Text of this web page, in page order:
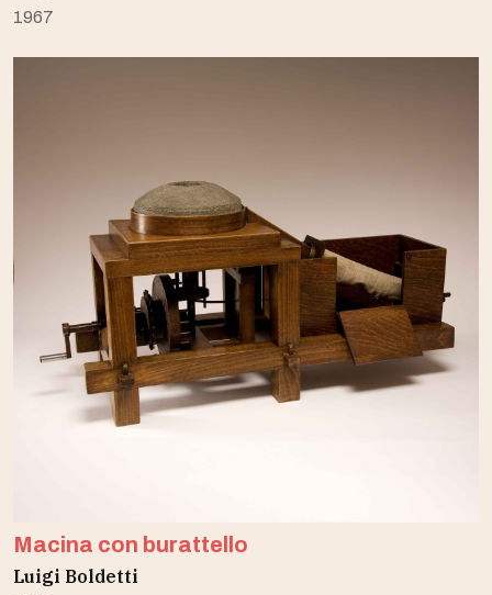
1967
Macina con burattello
Luigi Boldetti